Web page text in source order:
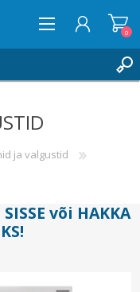
0
ja valgustid
või HAKKA
!